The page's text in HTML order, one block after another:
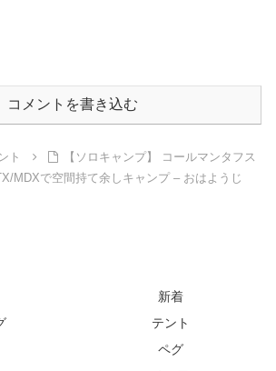
コメントを書き込む
ト
【ソロキャンプ】 コールマンタフス
MDXで空間持て余しキャンプ – おはようじ
新着
テント
ペグ